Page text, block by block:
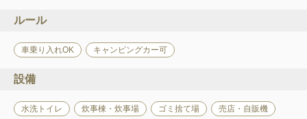
ルール
車乗り入れOK キャンピングカー可
設備
水洗トイレ 炊事棟・炊事場 ゴミ捨て場 売店・自販機